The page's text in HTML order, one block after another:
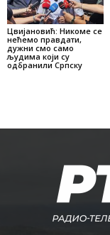
Цвијановић: Никоме се
нећемо правдати,
дужни смо само
људима који су
одбранили Српску